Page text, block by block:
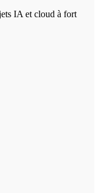
IA et cloud à fort